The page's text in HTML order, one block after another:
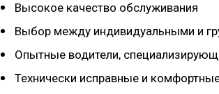
Высокое качество обслуживания
Выбор между индивидуальными и
Опытные водители,
Технически исправные и